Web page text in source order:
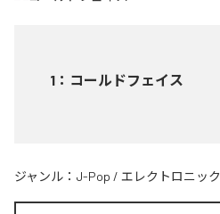
1 ： コールドフェイス
ジャンル： J-Pop / エレクトロニック